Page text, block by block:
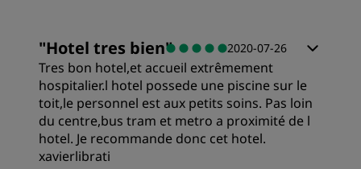
"Hotel tres bien" 2020-07-26
Tres bon hotel,et accueil extrêmement
hospitalier.l hotel possede une piscine sur le
toit,le personnel est aux petits soins. Pas loin
du centre,bus tram et metro a proximité de l
hotel. Je recommande donc cet hotel.
xavierlibrati